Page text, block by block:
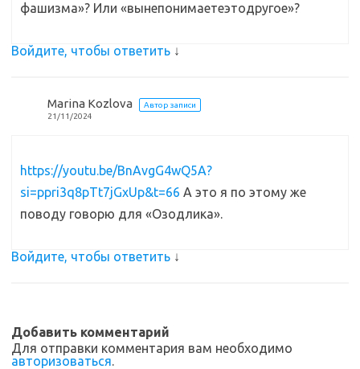
фашизма»? Или «вынепонимаетеэтодругое»?
Войдите, чтобы ответить ↓
Marina Kozlova
Автор записи
21/11/2024
https://youtu.be/BnAvgG4wQ5A?
si=ppri3q8pTt7jGxUp&t=66 А это я по этому же
поводу говорю для «Озодлика».
Войдите, чтобы ответить ↓
Добавить комментарий
Для отправки комментария вам необходимо
авторизоваться.